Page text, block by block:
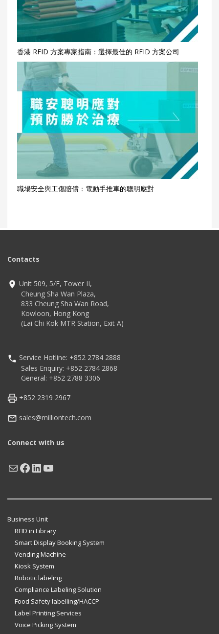
香港 RFID 方案專家指南：選擇最佳的 RFID 方案公司
職場安全與工傷賠償：電動手推車的聰明應對
Contacts
Unit 509, 5/F, Tower II,
Cheung Sha Wan Plaza,
833 Cheung Sha Wan Road,
Kowloon, Hong Kong
(Lai Chi Kok MTR Station, Exit A)
Service Hotline: +852 2784 2888
Sales Enquiry: +852 2784 2868
General: +852 2788 3306
+852 2319 2967
sales@milliontech.com
Connect with us
MailFacebook
LinkedIn
YouTube
Business Unit
RFID in Library
Smart Display Booking System
Vending Machine
Kiosk System
Robotic labeling
Compliance Labeling Solution
Food Safety labelling/HACCP
Label Printing Services
Voice Picking System